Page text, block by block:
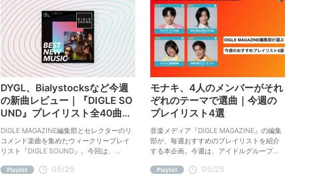
DYGL、Bialystocksなど今週
の新曲レビュー｜『DIGLE SO
UND』プレイリスト全40曲更
新
DIGLE MAGAZINE編集部とセレクターのリ
コメンド楽曲を集めたウィークリープレイ
リスト『DIGLE SOUND』。今回は、
など、今週の注目曲をコメント付きでご紹
Playlist 05/25
モナキ、4人のメンバーがそれ
ぞれのテーマで選曲｜今週の
プレイリスト4選
音楽メディア『DIGLE MAGAZINE』の編集
部が、毎週おすすめのプレイリストを紹介
する本企画。今週は、アイドルグループ・
謡、社会人時代に励まされた曲、影響を受
Playlist 05/25